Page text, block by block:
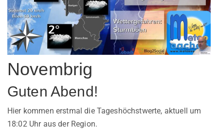
Novembrig
Guten Abend!
Hier kommen erstmal die Tageshöchstwerte, aktuell um
18:02 Uhr aus der Region.